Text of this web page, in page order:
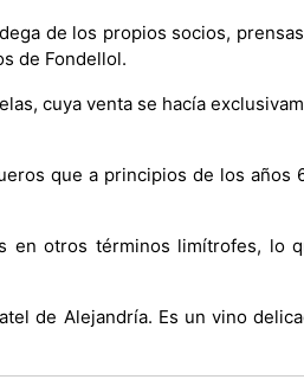
de los propios socios,
de Fondellol.
cuya venta se hacía
que a principios de los años
en otros términos limítrofes, lo
de Alejandría. Es un vino